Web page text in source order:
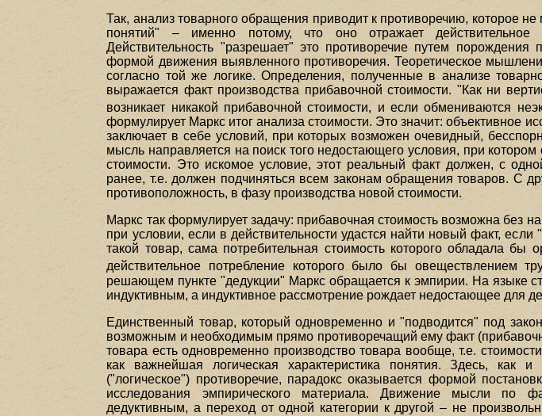
Так, анализ товарного обращения приводит к противоречию, которое
понятий" – именно потому, что оно отражает действительное
Действительность "разрешает" это противоречие путем
формой движения выявленного противоречия. Теоретическое
согласно той же логике. Определения, полученные в анализе
выражается факт производства прибавочной стоимости. "Как ни
возникает никакой прибавочной стоимости, и если обмениваются
формулирует Маркс итог анализа стоимости. Это значит: объективное
заключает в себе условий, при которых возможен очевидный,
мысль направляется на поиск того недостающего условия, при
стоимости. Это искомое условие, этот реальный факт должен, с
ранее, т.е. должен подчиняться всем законам обращения товаров. С
противоположность, в фазу производства новой стоимости.
Маркс так формулирует задачу: прибавочная стоимость возможна без
при условии, если в действительности удастся найти новый факт,
такой товар, сама потребительная стоимость которого обладала бы
действительное потребление которого было бы овеществлением
решающем пункте "дедукции" Маркс обращается к эмпирии. На языке
индуктивным, а индуктивное рассмотрение рождает недостающее для
Единственный товар, который одновременно и "подводится" под
возможным и необходимым прямо противоречащий ему факт
товара есть одновременно производство товара вообще, т.е.
как важнейшая логическая характеристика понятия. Здесь, как
("логическое") противоречие, парадокс оказывается формой
исследования эмпирического материала. Движение мысли по
дедуктивным, а переход от одной категории к другой – не